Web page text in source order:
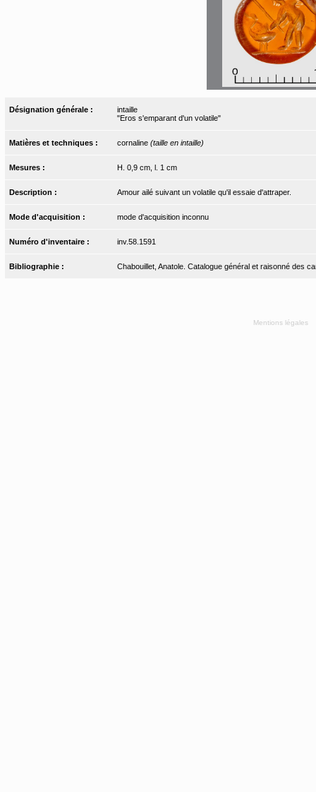
Désignation générale :
intaille
"Eros s'emparant d'un volatile"
Matières et techniques : cornaline (taille en intaille)
Mesures : H. 0,9 cm, l. 1 cm
Description : Amour ailé suivant un volatile qu'il essaie d'attraper.
Mode d'acquisition : mode d'acquisition inconnu
Numéro d'inventaire : inv.58.1591
Bibliographie : Chabouillet, Anatole. Catalogue général et raisonné des
Mentions légales